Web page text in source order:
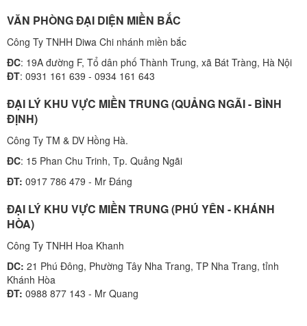
VĂN PHÒNG ĐẠI DIỆN MIỀN BẮC
Công Ty TNHH Diwa Chi nhánh miền bắc
ĐC: 19A đường F, Tổ dân phố Thành Trung, xã Bát Tràng, Hà Nội
ĐT: 0931 161 639 - 0934 161 643
ĐẠI LÝ KHU VỰC MIỀN TRUNG (QUẢNG NGÃI - BÌNH
ĐỊNH)
Công Ty TM & DV Hồng Hà.
ĐC: 15 Phan Chu Trinh, Tp. Quảng Ngãi
ĐT: 0917 786 479 - Mr Đáng
ĐẠI LÝ KHU VỰC MIỀN TRUNG (PHÚ YÊN - KHÁNH
HÒA)
Công Ty TNHH Hoa Khanh
DC: 21 Phú Đông, Phường Tây Nha Trang, TP Nha Trang, tỉnh
Khánh Hòa
ĐT: 0988 877 143 - Mr Quang